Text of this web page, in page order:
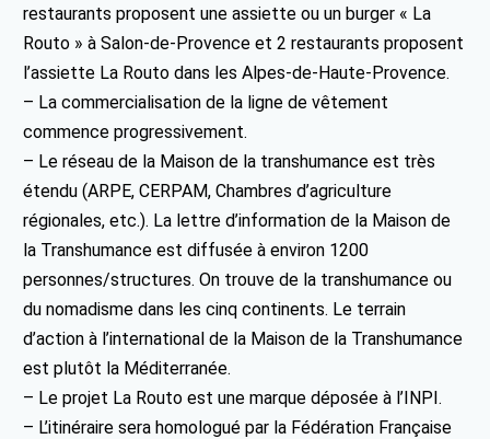
restaurants proposent une assiette ou un burger « La
Routo » à Salon-de-Provence et 2 restaurants proposent
l’assiette La Routo dans les Alpes-de-Haute-Provence.
– La commercialisation de la ligne de vêtement
commence progressivement.
– Le réseau de la Maison de la transhumance est très
étendu (ARPE, CERPAM, Chambres d’agriculture
régionales, etc.). La lettre d’information de la Maison de
la Transhumance est diffusée à environ 1200
personnes/structures. On trouve de la transhumance ou
du nomadisme dans les cinq continents. Le terrain
d’action à l’international de la Maison de la Transhumance
est plutôt la Méditerranée.
– Le projet La Routo est une marque déposée à l’INPI.
– L’itinéraire sera homologué par la Fédération Française